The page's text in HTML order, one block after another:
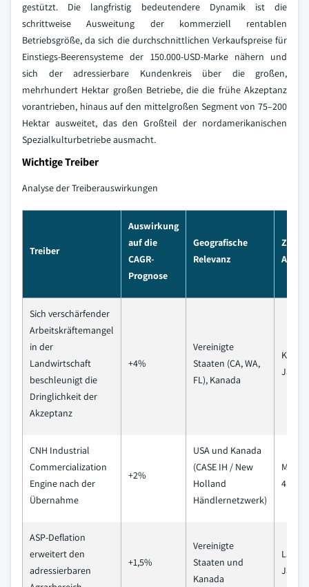
gestützt. Die langfristig bedeutendere Dynamik ist die
schrittweise Ausweitung der kommerziell rentablen
Betriebsgröße, da sich die durchschnittlichen Verkaufspreise für
Einstiegs-Beerensysteme der 150.000-USD-Marke nähern und
sich der adressierbare Kundenkreis über die großen,
mehrhundert Hektar großen Betriebe, die die frühe Akzeptanz
vorantrieben, hinaus auf den mittelgroßen Segment von 75–200
Hektar ausweitet, das den Großteil der nordamerikanischen
Spezialkulturbetriebe ausmacht.
Wichtige Treiber
Analyse der Treiberauswirkungen
Treiber
Auswirkung
auf die
CAGR-
Prognose
Geografische
Relevanz
Sich verschärfender
Arbeitskräftemangel
in der
Landwirtschaft
beschleunigt die
Dringlichkeit der
Akzeptanz
+4%
Vereinigte
Staaten (CA, WA,
FL), Kanada
Jahre)
CNH Industrial
Commercialization
Engine nach der
Übernahme
+2%
USA und Kanada
(CASE IH / New
Holland
Händlernetzwerk)
4
ASP-Deflation
erweitert den
adressierbaren
+1,5%
Vereinigte
Staaten und
Kanada
Jahre)